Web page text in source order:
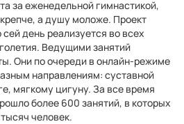
за еженедельной гимнастикой,
а душу моложе. Проект
день реализуется во всех
Ведущими занятий
Они по очереди в онлайн-режиме
направлениям: суставной
мягкому цигуну. За все время
более 600 занятий, в которых
человек.